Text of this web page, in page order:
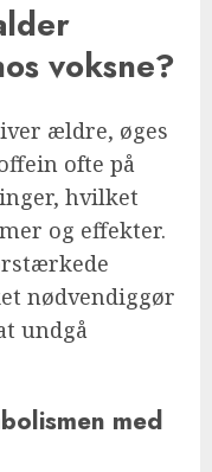
voksne?
ældre, øges
ofte på
hvilket
og effekter.
nødvendiggør
undgå
med